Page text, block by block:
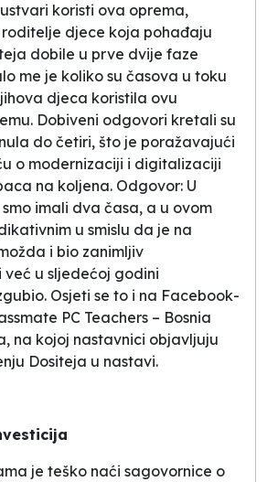
koristi ova oprema,
djece koja pohađaju
dobile u prve dvije faze
me je koliko su časova u toku
djeca koristila ovu
Dobiveni odgovori kretali su
do četiri, što je poražavajući
o modernizaciji i digitalizaciji
na koljena. Odgovor: U
imali dva časa, a u ovom
u smislu da je na
i bio zanimljiv
već u sljedećoj godini
Osjeti se to i na Facebook-
PC Teachers – Bosnia
, na kojoj nastavnici objavljuju
Dositeja u nastavi.
je teško naći sagovornice o